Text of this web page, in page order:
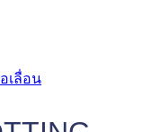
เลื่อน